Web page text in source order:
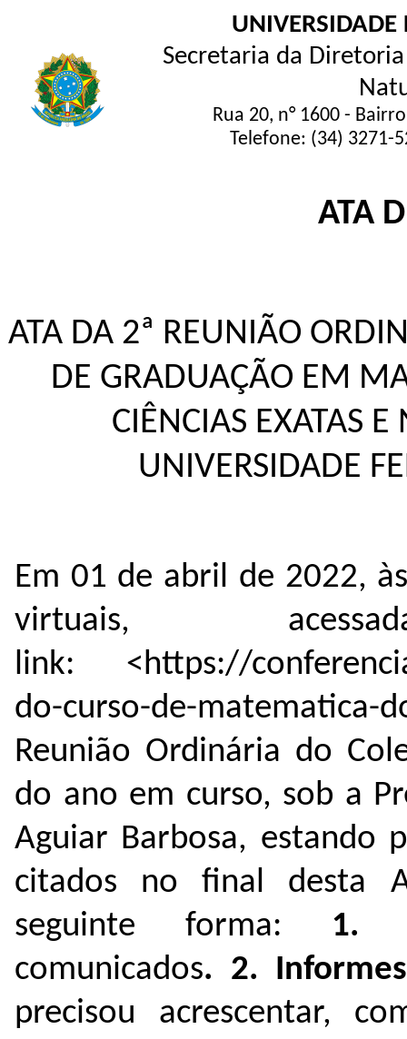
UNIVERSIDADE
Secretaria da
Rua 20, n° 1600 -
Telefone: (34)
ATA
ATA DA 2ª REUNIÃO
DE GRADUAÇÃO EM
CIÊNCIAS EXATAS
UNIVERSIDADE
Em 01 de abril de 2022,
virtuais,
link: <https://
do-curso-de-matematica-
Reunião Ordinária do
do ano em curso, sob a
Aguiar Barbosa, estando
citados no final desta
seguinte forma: 1.
comunicados. 2. Informes
precisou acrescentar,